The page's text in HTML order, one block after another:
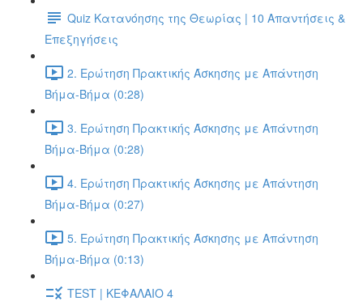
Quiz Κατανόησης της Θεωρίας | 10 Απαντήσεις &
Επεξηγήσεις
2. Ερώτηση Πρακτικής Άσκησης με Απάντηση
Βήμα-Βήμα (0:28)
3. Ερώτηση Πρακτικής Άσκησης με Απάντηση
Βήμα-Βήμα (0:28)
4. Ερώτηση Πρακτικής Άσκησης με Απάντηση
Βήμα-Βήμα (0:27)
5. Ερώτηση Πρακτικής Άσκησης με Απάντηση
Βήμα-Βήμα (0:13)
TEST | ΚΕΦΑΛΑΙΟ 4